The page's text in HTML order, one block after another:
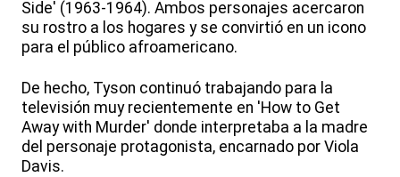
Side' (1963-1964). Ambos personajes acercaron
su rostro a los hogares y se convirtió en un icono
para el público afroamericano.
De hecho, Tyson continuó trabajando para la
televisión muy recientemente en 'How to Get
Away with Murder' donde interpretaba a la madre
del personaje protagonista, encarnado por Viola
Davis.